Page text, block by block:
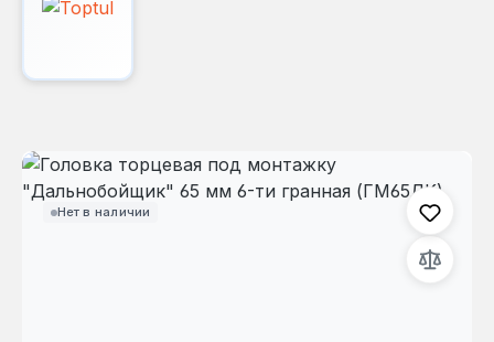
Нет в наличии
Пропустить галерею изображений